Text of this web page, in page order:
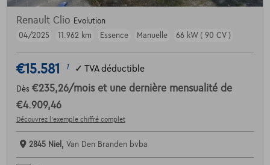
Renault Clio Evolution
04/2025
11.962 km Essence Manuelle 66 kW ( 90 CV )
€15.581 1 ✓ TVA déductible
Dès €235,26/mois et une dernière mensualité de
€4.909,46
Découvrez l’exemple chiffré complet
2845 Niel, Van Den Branden bvba